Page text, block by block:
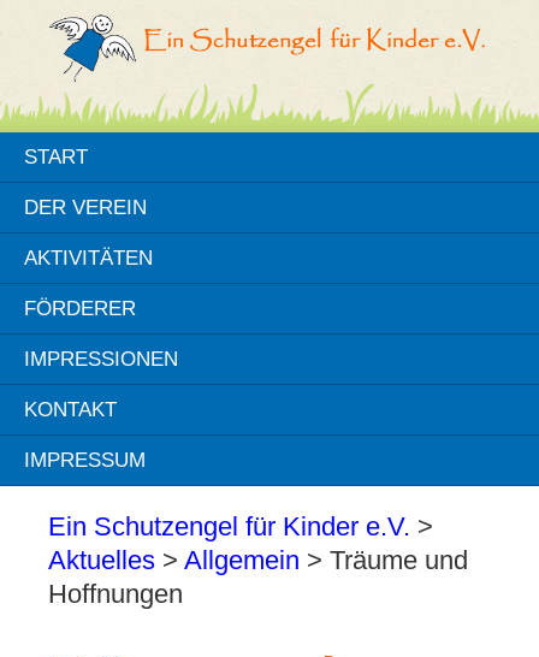
START
DER VEREIN
AKTIVITÄTEN
FÖRDERER
IMPRESSIONEN
KONTAKT
IMPRESSUM
Ein Schutzengel für Kinder e.V. >
Aktuelles > Allgemein > Träume und
Hoffnungen